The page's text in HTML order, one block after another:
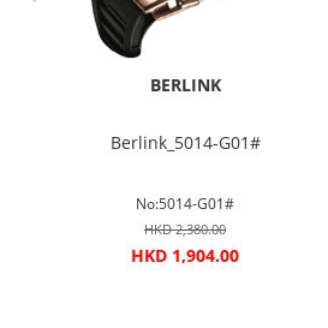
BERLINK
Berlink_5014-G01#
No:5014-G01#
HKD 2,380.00
HKD 1,904.00